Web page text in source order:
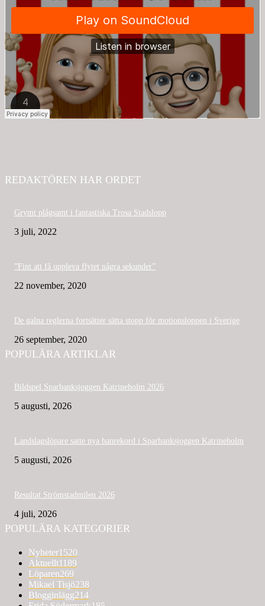
REDAKTÖREN HAR ORDET
Grymt plågsamt i fantastiska Trosa Stadslopp
3 juli, 2022
”Fint att få uppleva flytet några sekunder”
22 november, 2020
De galna reglerna fortsätter sätta stopp för motionsloppen i Sverige
26 september, 2020
POPULÄRA ARTIKLAR
Bildspel Sparbanksjoggen Katrineholm 2026
5 augusti, 2026
Landslagslöpare satte nya banrekord i Sparbanksjoggen Katrineholm
5 augusti, 2026
Resultat Strömstadmilen 2026
4 juli, 2026
POPULÄRA KATEGORIER
Nyheter1520
Aktuellt1189
Löparen269
Mikael Tisjö238
Blogginlägg214